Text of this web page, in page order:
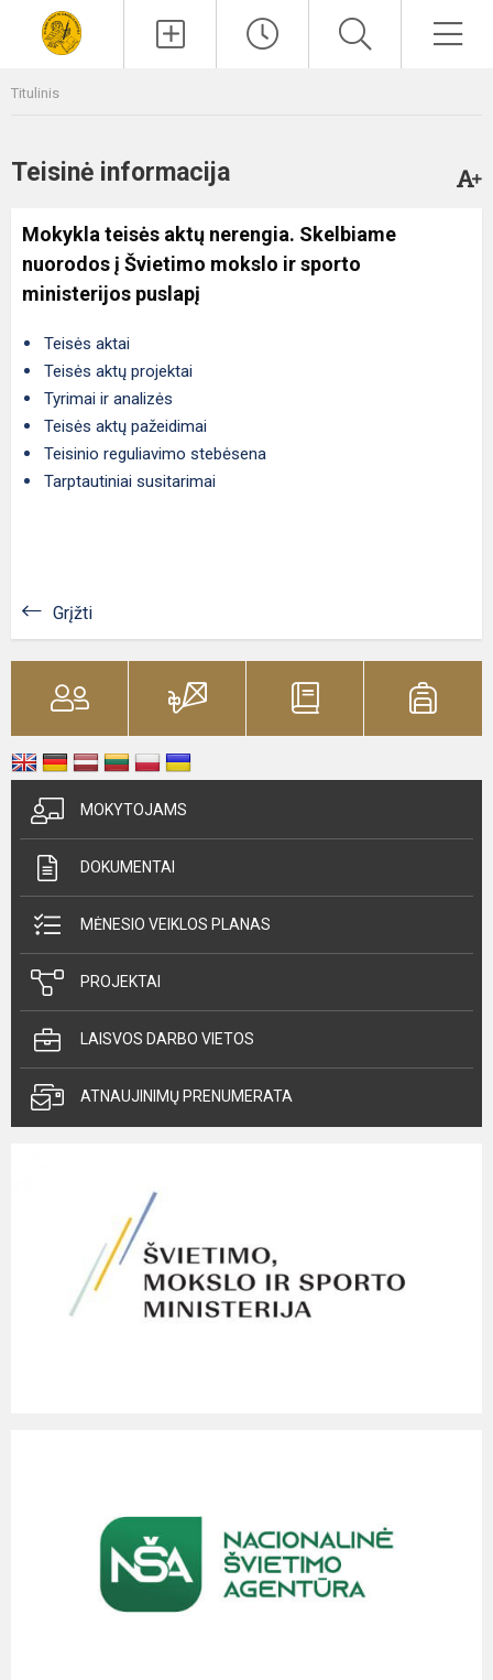
Titulinis
Teisinė informacija
Mokykla teisės aktų nerengia. Skelbiame
nuorodos į Švietimo mokslo ir sporto
ministerijos puslapį
Teisės aktai
Teisės aktų projektai
Tyrimai ir analizės
Teisės aktų pažeidimai
Teisinio reguliavimo stebėsena
Tarptautiniai susitarimai
Grįžti
MOKYTOJAMS
DOKUMENTAI
MĖNESIO VEIKLOS PLANAS
PROJEKTAI
LAISVOS DARBO VIETOS
ATNAUJINIMŲ PRENUMERATA